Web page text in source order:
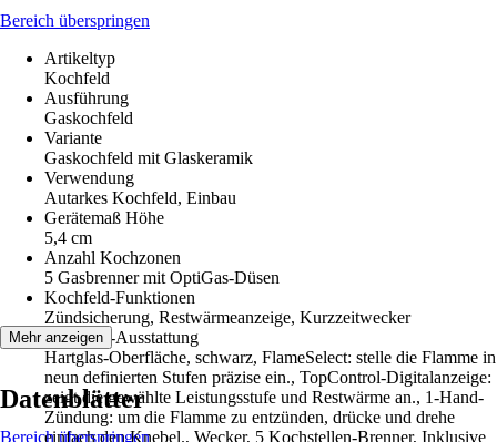
Bereich überspringen
Artikeltyp
Kochfeld
Ausführung
Gaskochfeld
Variante
Gaskochfeld mit Glaskeramik
Verwendung
Autarkes Kochfeld, Einbau
Gerätemaß Höhe
5,4 cm
Anzahl Kochzonen
5 Gasbrenner mit OptiGas-Düsen
Kochfeld-Funktionen
Zündsicherung, Restwärmeanzeige, Kurzzeitwecker
Kochfeld-Ausstattung
Hartglas-Oberfläche, schwarz, FlameSelect: stelle die Flamme in
neun definierten Stufen präzise ein., TopControl-Digitalanzeige:
zeigt die gewählte Leistungsstufe und Restwärme an., 1-Hand-
Zündung: um die Flamme zu entzünden, drücke und drehe
einfach den Knebel., Wecker, 5 Kochstellen-Brenner, Inklusive
Mehr anzeigen
Datenblätter
Bereich überspringen